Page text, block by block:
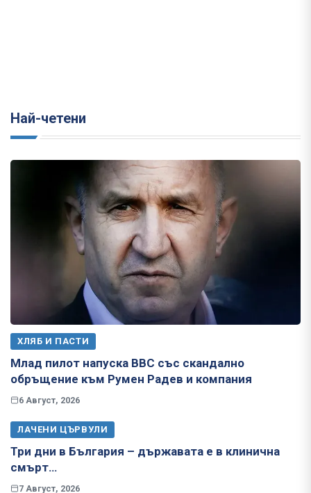
Най-четени
ХЛЯБ И ПАСТИ
Млад пилот напуска ВВС със скандално
обръщение към Румен Радев и компания
6 Август, 2026
ЛАЧЕНИ ЦЪРВУЛИ
Три дни в България – държавата е в клинична
смърт…
7 Август, 2026